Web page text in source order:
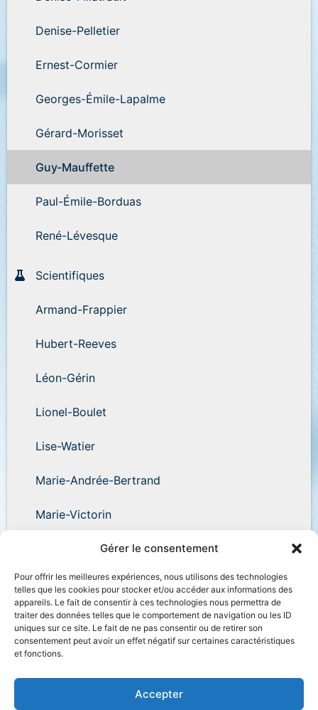
Gérer le consentement
Pour offrir les meilleures expériences, nous utilisons des technologies
telles que les cookies pour stocker et/ou accéder aux informations des
appareils. Le fait de consentir à ces technologies nous permettra de
traiter des données telles que le comportement de navigation ou les ID
uniques sur ce site. Le fait de ne pas consentir ou de retirer son
consentement peut avoir un effet négatif sur certaines caractéristiques
et fonctions.
Accepter
Denise-Pelletier
Ernest-Cormier
Georges-Émile-Lapalme
Gérard-Morisset
Guy-Mauffette
Paul-Émile-Borduas
René-Lévesque
Scientifiques
Armand-Frappier
Hubert-Reeves
Léon-Gérin
Lionel-Boulet
Lise-Watier
Marie-Andrée-Bertrand
Marie-Victorin
Wilder-Penfield
Accessibilité Plan du site Salle de presse
Nous joindre